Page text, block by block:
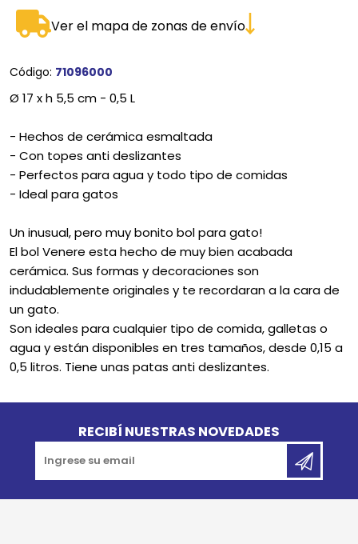
Ver el mapa de zonas de envío
Código: 71096000
Ø 17 x h 5,5 cm - 0,5 L
- Hechos de cerámica esmaltada
- Con topes anti deslizantes
- Perfectos para agua y todo tipo de comidas
- Ideal para gatos
Un inusual, pero muy bonito bol para gato!
El bol Venere esta hecho de muy bien acabada
cerámica. Sus formas y decoraciones son
indudablemente originales y te recordaran a la cara de
un gato.
Son ideales para cualquier tipo de comida, galletas o
agua y están disponibles en tres tamaños, desde 0,15 a
0,5 litros. Tiene unas patas anti deslizantes.
RECIBÍ NUESTRAS NOVEDADES